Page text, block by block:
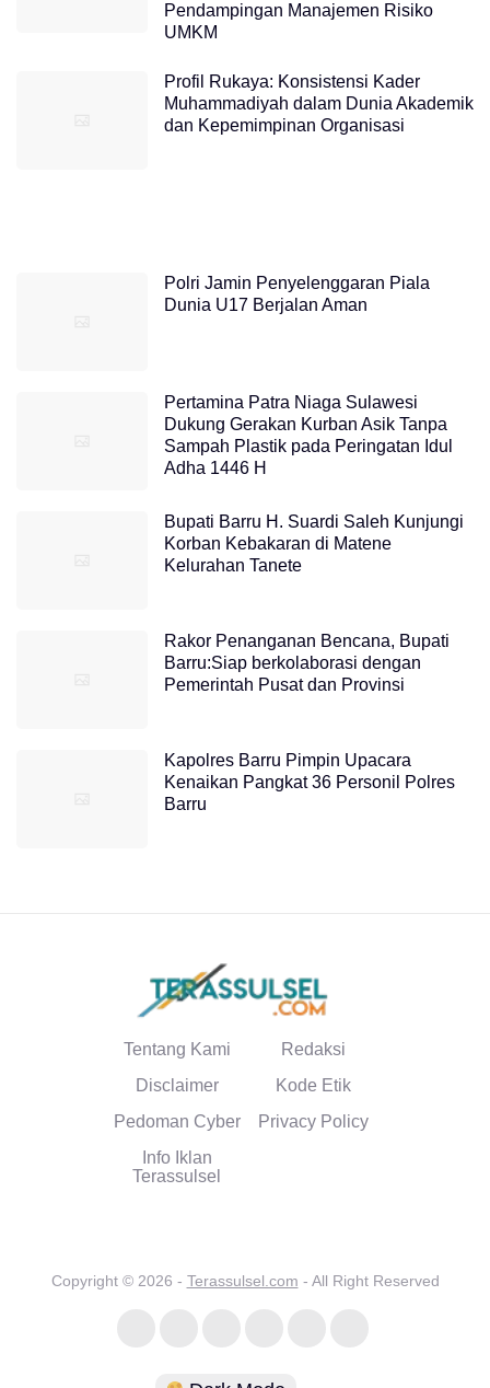
Pendampingan Manajemen Risiko
UMKM
Profil Rukaya: Konsistensi Kader
Muhammadiyah dalam Dunia Akademik
dan Kepemimpinan Organisasi
Polri Jamin Penyelenggaran Piala
Dunia U17 Berjalan Aman
Pertamina Patra Niaga Sulawesi
Dukung Gerakan Kurban Asik Tanpa
Sampah Plastik pada Peringatan Idul
Adha 1446 H
Bupati Barru H. Suardi Saleh Kunjungi
Korban Kebakaran di Matene
Kelurahan Tanete
Rakor Penanganan Bencana, Bupati
Barru:Siap berkolaborasi dengan
Pemerintah Pusat dan Provinsi
Kapolres Barru Pimpin Upacara
Kenaikan Pangkat 36 Personil Polres
Barru
Tentang Kami
Redaksi
Disclaimer
Kode Etik
Pedoman Cyber
Privacy Policy
Info Iklan
Terassulsel
Copyright © 2026 - Terassulsel.com - All Right Reserved